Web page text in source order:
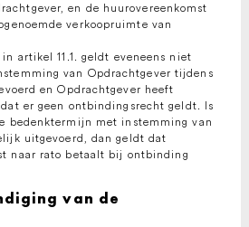
en de huurovereenkomst
verkoopruimte van
artikel 11.1. geldt eveneens niet
van Opdrachtgever tijdens
en Opdrachtgever heeft
er geen ontbindingsrecht geldt. Is
bedenktermijn met instemming van
uitgevoerd, dan geldt dat
naar rato betaalt bij ontbinding
van de